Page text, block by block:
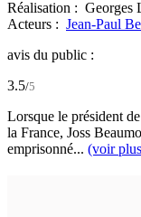
Réalisation : Georges
Acteurs : Jean-Paul
avis du public :
3.5/5
Lorsque le président
la France, Joss
emprisonné... (voir